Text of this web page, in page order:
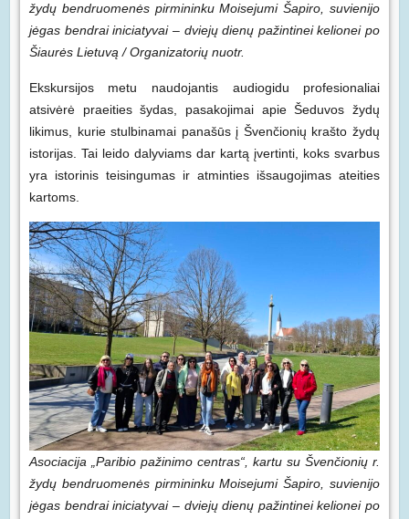
žydų bendruomenės pirmininku Moisejumi Šapiro, suvienijo
jėgas bendrai iniciatyvai – dviejų dienų pažintinei kelionei po
Šiaurės Lietuvą / Organizatorių nuotr.
Ekskursijos metu naudojantis audiogidu profesionaliai
atsivėrė praeities šydas, pasakojimai apie Šeduvos žydų
likimus, kurie stulbinamai panašūs į Švenčionių krašto žydų
istorijas. Tai leido dalyviams dar kartą įvertinti, koks svarbus
yra istorinis teisingumas ir atminties išsaugojimas ateities
kartoms.
Asociacija „Paribio pažinimo centras“, kartu su Švenčionių r.
žydų bendruomenės pirmininku Moisejumi Šapiro, suvienijo
jėgas bendrai iniciatyvai – dviejų dienų pažintinei kelionei po